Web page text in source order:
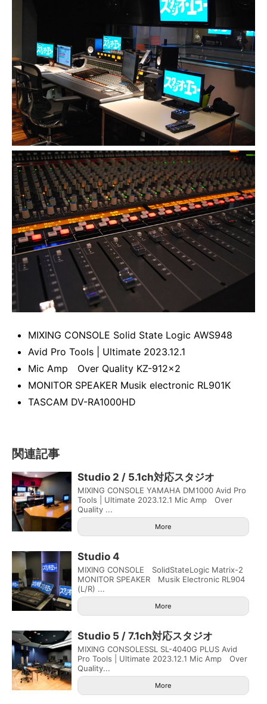
MIXING CONSOLE Solid State Logic AWS948
Avid Pro Tools | Ultimate 2023.12.1
Mic Amp Over Quality KZ-912×2
MONITOR SPEAKER Musik electronic RL901K
TASCAM DV-RA1000HD
関連記事
Studio 2 / 5.1ch対応スタジオ
MIXING CONSOLE YAMAHA DM1000 Avid Pro
Tools | Ultimate 2023.12.1 Mic Amp Over
Quality ...
More
Studio 4
MIXING CONSOLE SolidStateLogic Matrix-2
MONITOR SPEAKER Musik Electronic RL904
(L/R) ...
More
Studio 5 / 7.1ch対応スタジオ
MIXING CONSOLESSL SL-4040G PLUS Avid
Pro Tools | Ultimate 2023.12.1 Mic Amp Over
Quality...
More